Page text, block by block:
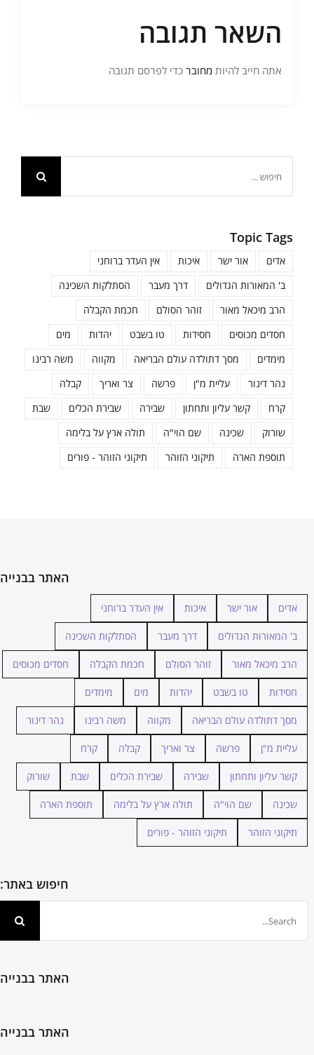
השאר תגובה
אתה חייב להיות מחובר כדי לפרסם תגובה
Topic Tags
אדים אור ישר איכות
אין העדר ברוחני
ב' המאורות הגדולים
דרך מעבר
הסתלקות השכינה
הרב מיכאל מאור
זוהר הסולם
חכמת הקבלה
חסדים מכוסים
חסידות טו בשבט יהדות
מים
מימדים
מסך דתולדה עולם הבריאה מקווה
משה רבינו
נהר דינור
עליית מ"ן פרשה צר ואריך
קבלה
קרח
קשר עליון ותחתון שבירה שבירת הכלים
שבת
שורוק
שכינה שם הוי"ה
תולה ארץ על בלימה
תוספת הארה
תיקוני הזוהר תיקוני הזוהר - פורים
האתר בבנייה
אדים אור ישר איכות אין העדר ברוחני
ב' המאורות הגדולים דרך מעבר הסתלקות השכינה
הרב מיכאל מאור זוהר הסולם חכמת הקבלה חסדים מכוסים
חסידות טו בשבט יהדות מים מימדים
מסך דתולדה עולם הבריאה מקווה משה רבינו נהר דינור
עליית מ"ן פרשה צר ואריך קבלה קרח
קשר עליון ותחתון שבירה שבירת הכלים שבת שורוק
שכינה שם הוי"ה תולה ארץ על בלימה תוספת הארה
תיקוני הזוהר תיקוני הזוהר - פורים
חיפוש באתר:
האתר בבנייה
האתר בבנייה